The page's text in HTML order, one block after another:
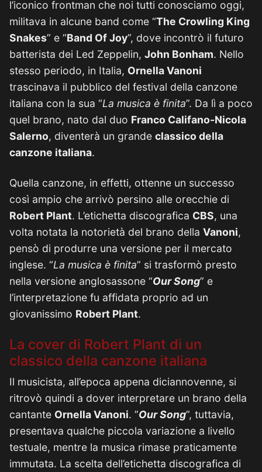
l’iconico frontman che noi tutti conosciamo oggi,
militava in alcune band come “The Crowling King
Snakes” e “Band Of Joy”, dove incontrò il futuro
batterista dei Led Zeppelin, John Bonham. Nello
stesso periodo, in Italia, Ornella Vanoni
trascinava il pubblico del festival della canzone
italiana con la sua “La musica è finita”. Da lì a poco
quel brano, nato dal duo Franco Califano-Nicola
Salerno, diventerà un grande classico della
canzone italiana.
Quella canzone, in effetti, ottenne un successo
così ampio che arrivò persino alle orecchie di
Robert Plant. L’etichetta discografica CBS, una
volta notata la notorietà del brano della Vanoni,
pensò di produrre una versione per il mercato
inglese. “La musica è finita” si trasformò presto
nella versione anglosassone “Our Song” e
l’interpretazione fu affidata proprio ad un
giovanissimo Robert Plant.
La cover di Robert Plant di un
classico della canzone italiana
Il musicista, all’epoca appena diciannovenne, si
ritrovò quindi a dover interpretare un brano della
cantante Ornella Vanoni. ”Our Song”, tuttavia,
presentava qualche piccola variazione a livello
testuale, mentre la musica rimase praticamente
immutata. La scelta dell’etichetta discografica di